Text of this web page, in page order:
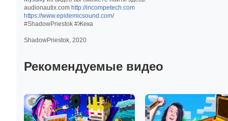
audionautix.com http://incompetech.com
https://www.epidemicsound.com/
#ShadowPriestok #Жека
ShadowPriestok, 2020
Рекомендуемые видео